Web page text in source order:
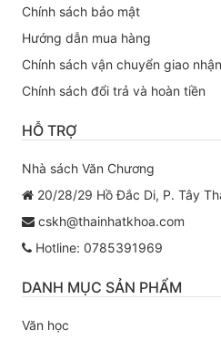
Chính sách bảo mật
Hướng dẫn mua hàng
Chính sách vận chuyển giao nhận
Chính sách đổi trả và hoàn tiền
HỖ TRỢ
Nhà sách Văn Chương
20/28/29 Hồ Đắc Di, P. Tây
cskh@thainhatkhoa.com
Hotline: 0785391969
DANH MỤC SẢN PHẨM
Văn học